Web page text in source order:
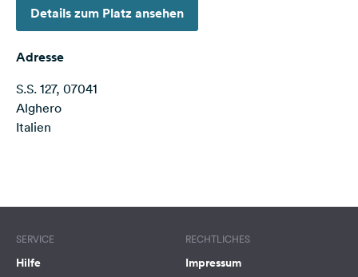
Facebook
Details zum Platz ansehen
Adresse
S.S. 127, 07041
Alghero
Italien
SERVICE
Hilfe
RECHTLICHES
Impressum